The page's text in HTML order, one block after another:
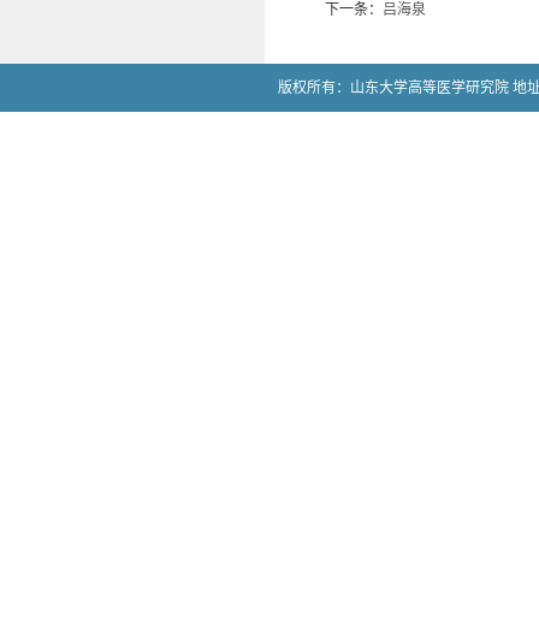
下一条： 吕海泉
版权所有：山东大学高等医学研究院 地